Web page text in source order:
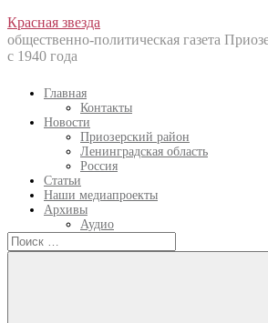
Перейти
к
содержанию
Красная звезда
общественно-политическая газета
с 1940 года
Главная
Контакты
Новости
Приозерский район
Ленинградская область
Россия
Статьи
Наши медиапроекты
Архивы
Аудио
Искать: